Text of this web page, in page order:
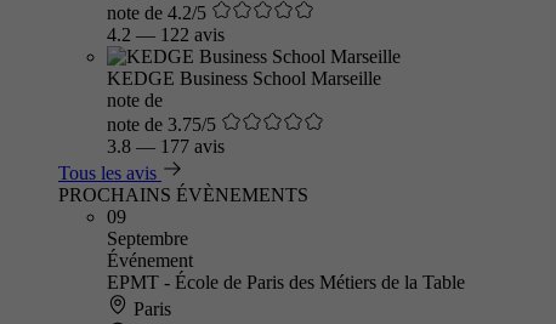
note de 4.2/5
4.2 — 122 avis
KEDGE Business School Marseille
note de
note de 3.75/5
3.8 — 177 avis
Tous les avis
PROCHAINS ÉVÈNEMENTS
09
Septembre
Événement
EPMT - École de Paris des Métiers de la Table
Paris